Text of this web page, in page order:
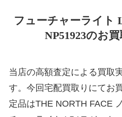
フューチャーライト
NP51923のお
当店の高額査定による買取
す。今回宅配買取りにてお
定品はTHE NORTH FACE